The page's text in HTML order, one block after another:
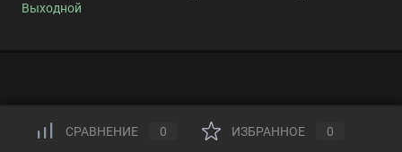
Выходной
СРАВНЕНИЕ 0 ИЗБРАННОЕ 0